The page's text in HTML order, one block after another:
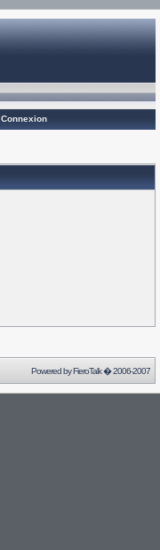
Connexion
Powered byFieroTalk� 2006-2007